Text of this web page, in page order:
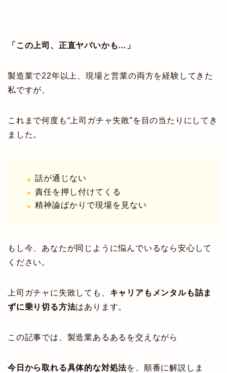
「この上司、正直ヤバいかも…」
製造業で22年以上、現場と営業の両方を経験してきた
私ですが、
これまで何度も“上司ガチャ失敗”を目の当たりにしてき
ました。
話が通じない
責任を押し付けてくる
精神論ばかりで現場を見ない
もし今、あなたが同じように悩んでいるなら安心して
ください。
上司ガチャに失敗しても、 キャリアもメンタルも詰ま
ずに乗り切る方法はあります。
この記事では、製造業あるあるを交えながら
今日から取れる具体的な対処法を、順番に解説しま